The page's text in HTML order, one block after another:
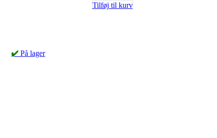
Tilføj til kurv
✔️ På lager